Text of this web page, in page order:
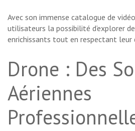
Avec son immense catalogue de
utilisateurs la possibilité d’explorer
enrichissants tout en respectant
Drone : Des
Aériennes